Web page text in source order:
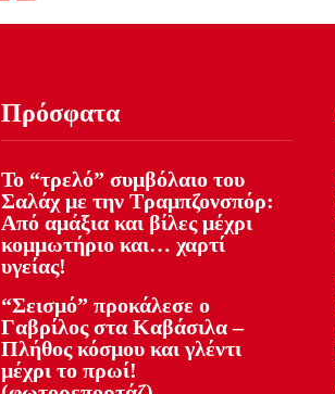
Πρόσφατα
Το “τρελό” συμβόλαιο του
Σαλάχ με την Τραμπζονσπόρ:
Από αμάξια και βίλες μέχρι
κομμωτήριο και… χαρτί
υγείας!
“Σεισμό” προκάλεσε ο
Γαβρίλος στα Καβάσιλα –
Πλήθος κόσμου και γλέντι
μέχρι το πρωί!